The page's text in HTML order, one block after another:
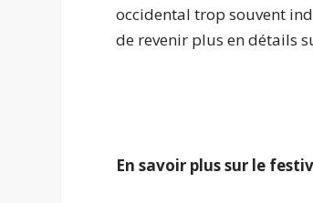
occidental trop souvent
de revenir plus en détails
En savoir plus sur le